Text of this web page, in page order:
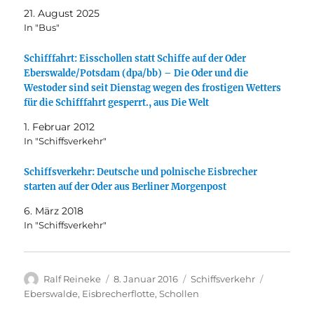
21. August 2025
In "Bus"
Schifffahrt: Eisschollen statt Schiffe auf der Oder
Eberswalde/Potsdam (dpa/bb) – Die Oder und die
Westoder sind seit Dienstag wegen des frostigen Wetters
für die Schifffahrt gesperrt., aus Die Welt
1. Februar 2012
In "Schiffsverkehr"
Schiffsverkehr: Deutsche und polnische Eisbrecher
starten auf der Oder aus Berliner Morgenpost
6. März 2018
In "Schiffsverkehr"
Autor
Ralf Reineke
Veröffentlicht
am
8. Januar 2016 Kategorien
Schiffsverkehr
Eberswalde, Eisbrecherflotte,Schollen